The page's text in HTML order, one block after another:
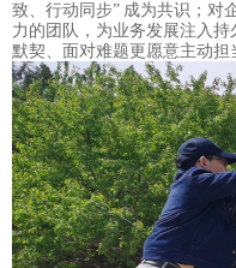
致、行动同步” 成为共识；对
力的团队，为业务发展注入
默契、面对难题更愿意主动担